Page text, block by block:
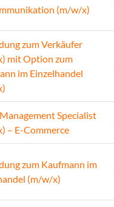
(m/w/x)
zum Verkäufer
mit Option zum
im Einzelhandel
Specialist
– E-Commerce
zum Kaufmann im
(m/w/x)